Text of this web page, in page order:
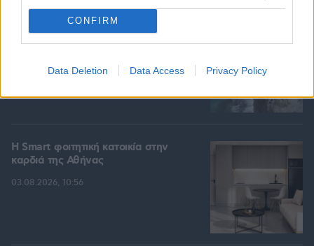
CONFIRM
Data Deletion Data Access Privacy Policy
Τα spa της ελληνικής φύσης: Παραλίες
με ιαματικά νερά στην Ελλάδα για
08.08.2026, 13:41
Η Smart φοιτητική κατοικία στην
καρδιά της Αθήνας
03.08.2026, 10:56